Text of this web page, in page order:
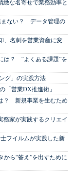
緻な名寄せで業務効率と
まない？ データ管理の
、名刺を営業資産に変
は？ “よくある課題”を
グ」の実践方法
「営業DX推進術」
？ 新規事業を生むため
務家が実践するクリエイ
フイルムが実践した新
ら“答え”を出すために